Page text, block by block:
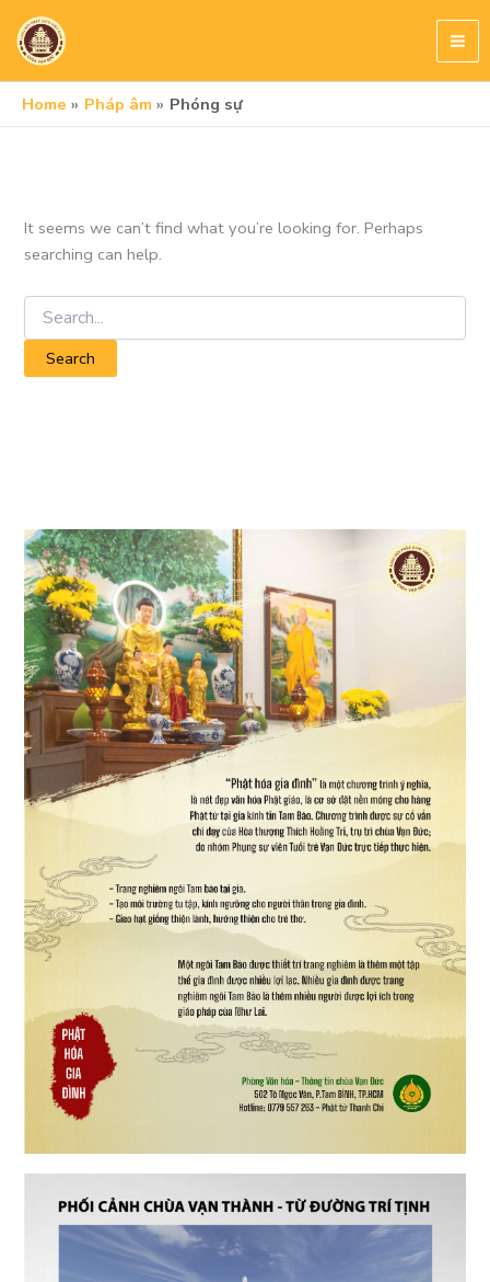
content
Home
Pháp âm Phóng sự
It seems we can’t find what you’re looking for. Perhaps
searching can help.
Search
for: